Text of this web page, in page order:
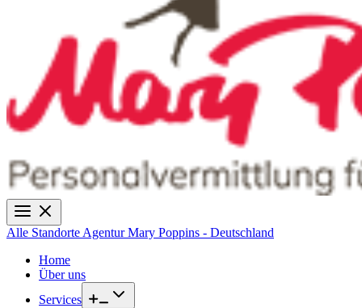
Alle Standorte Agentur Mary Poppins - Deutschland
Home
Über uns
Services